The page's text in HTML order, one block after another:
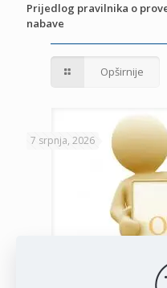
Prijedlog pravilnika o
nabave
Opširnije
7 srpnja, 2026